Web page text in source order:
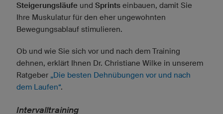
Steigerungsläufe und Sprints einbauen, damit Sie
Ihre Muskulatur für den eher ungewohnten
Bewegungsablauf stimulieren.
Ob und wie Sie sich vor und nach dem Training
dehnen, erklärt Ihnen Dr. Christiane Wilke in unserem
Ratgeber „Die besten Dehnübungen vor und nach
dem Laufen“.
Intervalltraining